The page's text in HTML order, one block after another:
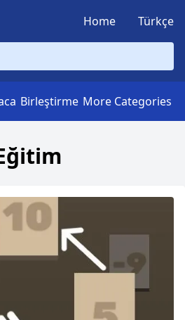
Home Türkçe
Birleştirme More Categories